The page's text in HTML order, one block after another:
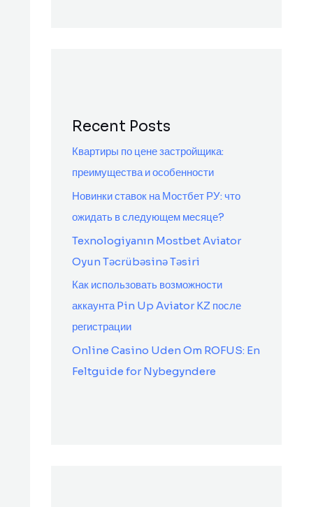
Recent Posts
Квартиры по цене застройщика:
преимущества и особенности
Новинки ставок на Мостбет РУ: что
ожидать в следующем месяце?
Texnologiyanın Mostbet Aviator
Oyun Təcrübəsinə Təsiri
Как использовать возможности
аккаунта Pin Up Aviator KZ после
регистрации
Online Casino Uden Om ROFUS: En
Feltguide for Nybegyndere